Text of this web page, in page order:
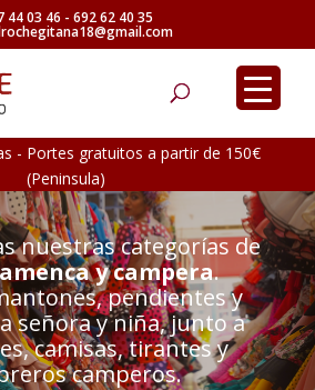
44 03 46 - 692 62 40 35
- Portes gratuitos a partir de 150€
(Peninsula)
nuestras categorías de
y campera.
pendientes y
señora y niña, junto a
camisas, tirantes y
camperos.